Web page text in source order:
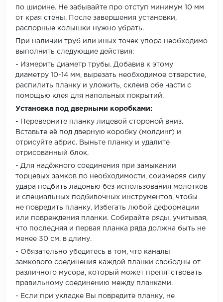
по ширине. Не забывайте про отступ минимум 10 мм
от края стены. После завершения установки,
распорные колышки нужно убрать.
При наличии труб или иных точек упора необходимо
выполнить следующие действия:
- Измерить диаметр трубы. Добавив к этому
диаметру 10-14 мм, вырезать необходимое отверстие,
распилить планку и уложить, склеив обе части с
помощью клея для напольных покрытий.
Установка под дверными коробками:
- Переверните планку лицевой стороной вниз.
Вставьте её под дверную коробку (молдинг) и
отрисуйте абрис. Выньте планку и удалите
отрисованный блок.
- Для надёжного соединения при замыкании
торцевых замков по необходимости, соизмеряя силу
удара подбить ладонью без использования молотков
и специальных подбивочных инструментов, чтобы
не повредить планку. Избегать любой деформации
или повреждения планки. Собирайте ряды, учитывая,
что последняя и первая планка ряда должна быть не
менее 30 см. в длину.
- Обязательно убедитесь в том, что каналы
замкового соединения каждой планки свободны от
различного мусора, который может препятствовать
правильному соединению между планками.
- Если при укладке Вы повредите планку, не